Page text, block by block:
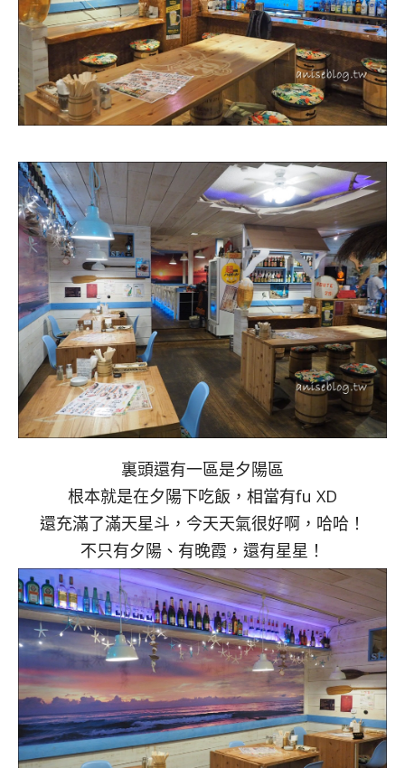
裏頭還有一區是夕陽區
根本就是在夕陽下吃飯，相當有fu XD
還充滿了滿天星斗，今天天氣很好啊，哈哈！
不只有夕陽、有晚霞，還有星星！